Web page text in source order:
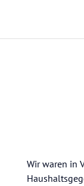
Wir waren in